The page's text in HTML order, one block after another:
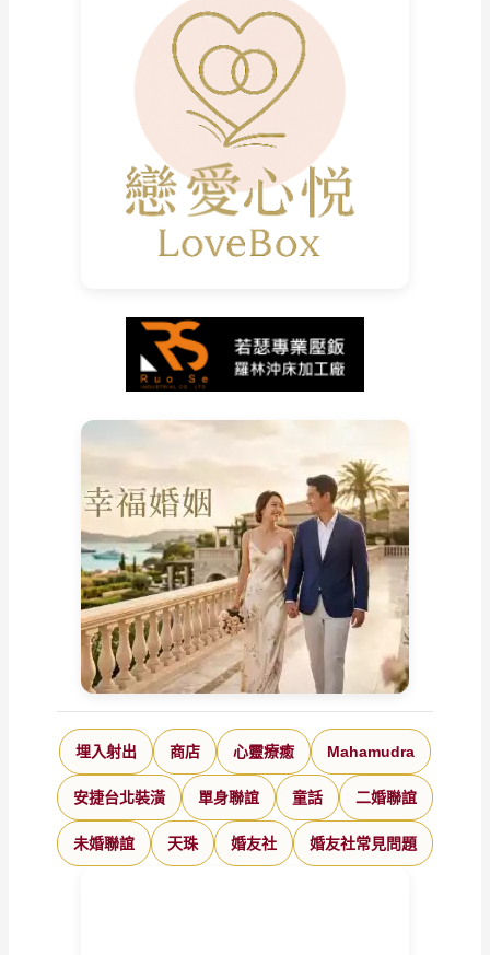
埋入射出 商店 心靈療癒 Mahamudra
安捷台北裝潢 單身聯誼 童話 二婚聯誼
未婚聯誼 天珠 婚友社 婚友社常見問題